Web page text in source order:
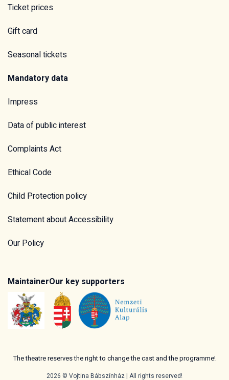
Ticket prices
Gift card
Seasonal tickets
Mandatory data
Impress
Data of public interest
Complaints Act
Ethical Code
Child Protection policy
Statement about Accessibility
Our Policy
MaintainerOur key supporters
The theatre reserves the right to change the cast and the programme!
2026 © Vojtina Bábszínház | All rights reserved!